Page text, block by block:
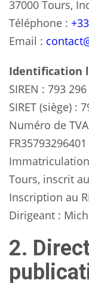
37000 Tours,
Téléphone :
Email :
Identification
SIREN : 793 296
SIRET (siège) :
Numéro de
FR35793296401
Immatriculation
Tours, inscrit
Inscription au
Dirigeant :
2.